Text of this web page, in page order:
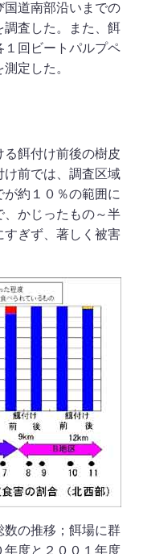
国道南部沿いまでの
調査した。また、餌
１回ビートパルプペ
定した。
る餌付け前後の樹皮
け前では、調査区域
約１０％の範囲に
、かじったもの～半
すぎず、著しく被害
数の推移；餌場に群
年度と２００１年度